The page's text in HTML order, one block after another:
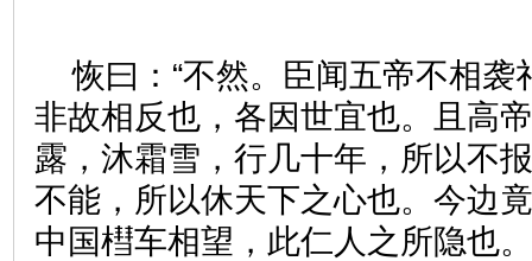
恢曰：“不然。臣闻五帝不相袭
非故相反也，各因世宜也。且高
露，沐霜雪，行几十年，所以不
不能，所以休天下之心也。今边
中国槥车相望，此仁人之所隐也。